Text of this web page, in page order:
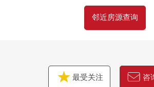
・在周围，丰富的生活便利设施有
・步行范围以内有复数的购物设施，也便
邻近房源查询
最受关注 咨